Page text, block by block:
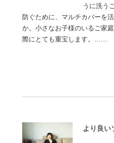
うに洗う
防ぐために、マルチカバーを
か。小さなお子様のいるご家
際にとても重宝します。……
より良い